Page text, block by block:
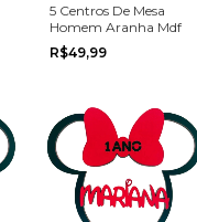
5 Centros De Mesa
Homem Aranha Mdf
R$49,99